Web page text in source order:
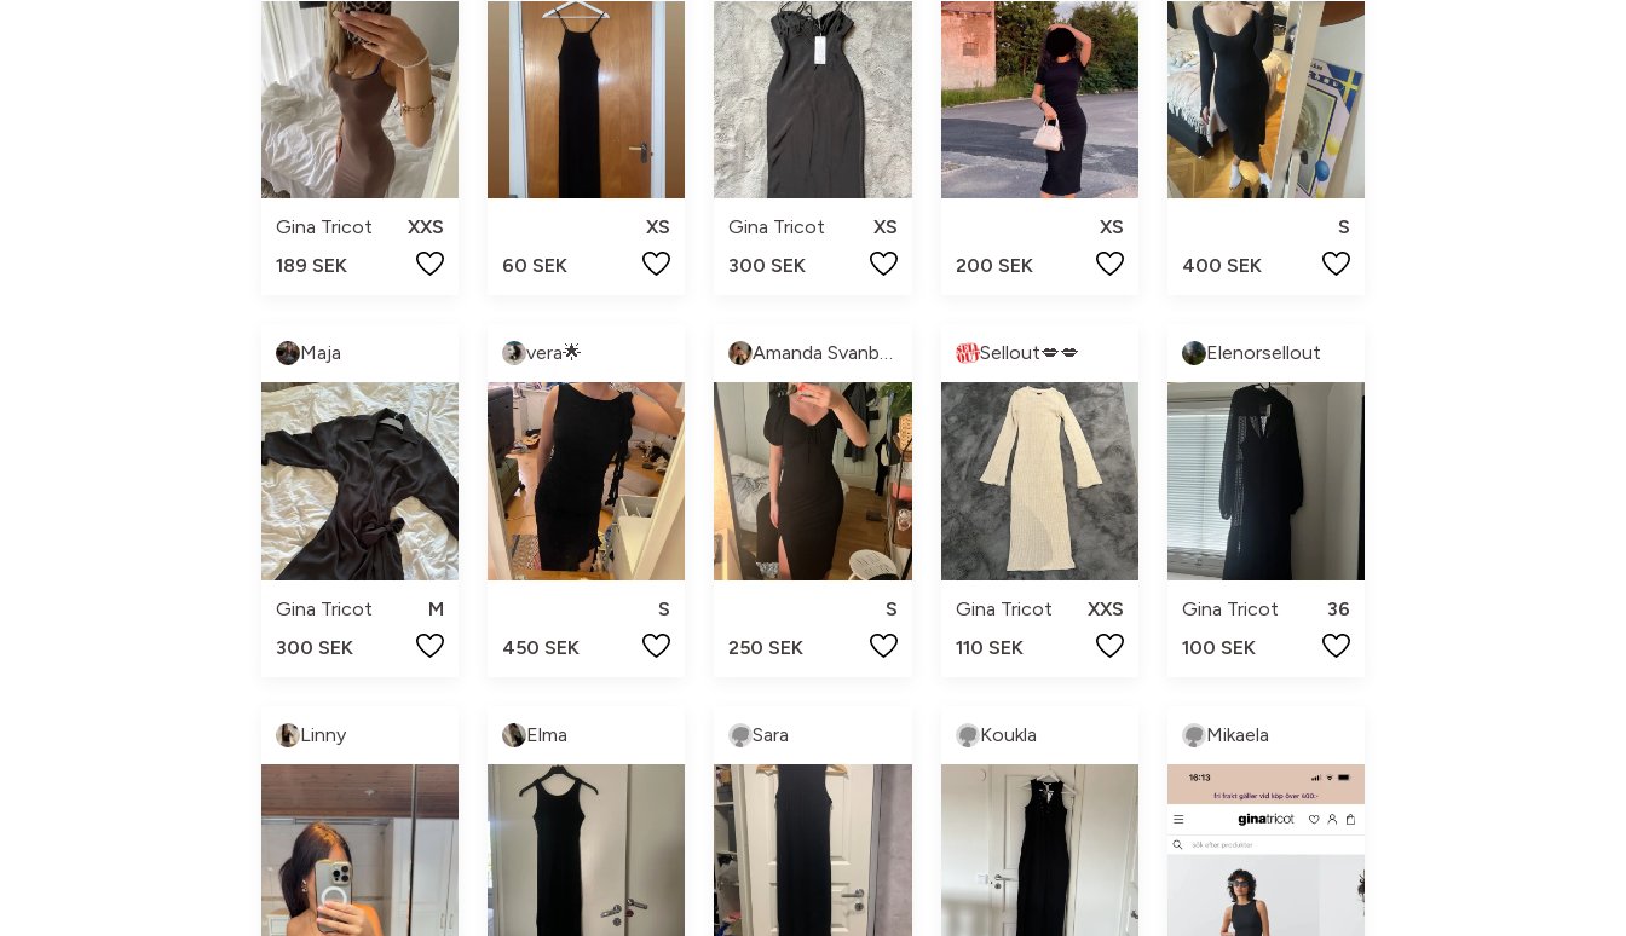
Gina Tricot
XXS
189 SEK
XS
60 SEK
Gina Tricot
XS
300 SEK
XS
200 SEK
S
400 SEK
Maja
Gina Tricot
M
300 SEK
vera🌟
S
450 SEK
Amanda Svanberg
S
250 SEK
Sellout💋💋
Gina Tricot
XXS
110 SEK
Elenorsellout
Gina Tricot
36
100 SEK
Linny Elma Sara Koukla Mikaela